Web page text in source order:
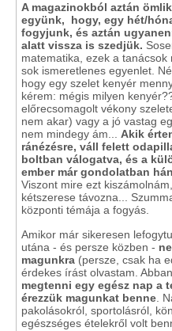
A magazinokból aztán
együnk, hogy, egy hét/
fogyjunk, és aztán
alatt vissza is szedjük.
matematika, ezek a
sok ismeretlenes egyenlet.
hogy egy szelet kenyér
kérem: mégis milyen
előrecsomagolt vékony
nem akar) vagy a jó vastag
nem mindegy ám... Akik
ránézésre, váll felett
boltban válogatva, és a
ember már gondolatban
Viszont mire ezt
kétszerese távozna...
központi témája a fogyás.
Amikor már sikeresen
utána - és persze közben -
magunkra (persze, csak ha
érdekes írást olvastam.
megtenni egy egész nap a
érezzük magunkat benne .
pakolásokról, sportolásról,
egészséges ételekről volt